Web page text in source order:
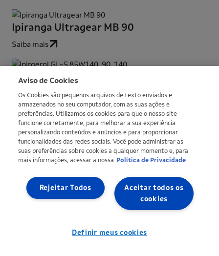
Ipiranga Ultragear MB 90
Saiba mais
Ipirgerol GL-5 85W140, 90, 140
Saiba mais
Ipitur AW HLP 32
Saiba mais
Ipitur XVI HVLP
Saiba mais
Aviso de Cookies
Os Cookies são pequenos arquivos de texto enviados e
armazenados no seu computador, com as suas ações e
preferências. Utilizamos os cookies para que o nosso site
funcione corretamente, para melhorar a sua experiência
personalizando conteúdos e anúncios e para proporcionar
funcionalidades das redes sociais. Você pode administrar as
suas preferências sobre cookies a qualquer momento e, para
mais informações, acessar a nossa Política de Privacidade
Aceitar todos os
cookies
Rejeitar Todos
Definir meus cookies